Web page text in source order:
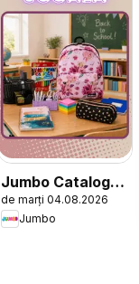
Jumbo Catalog
nou
de marți 04.08.2026
Jumbo